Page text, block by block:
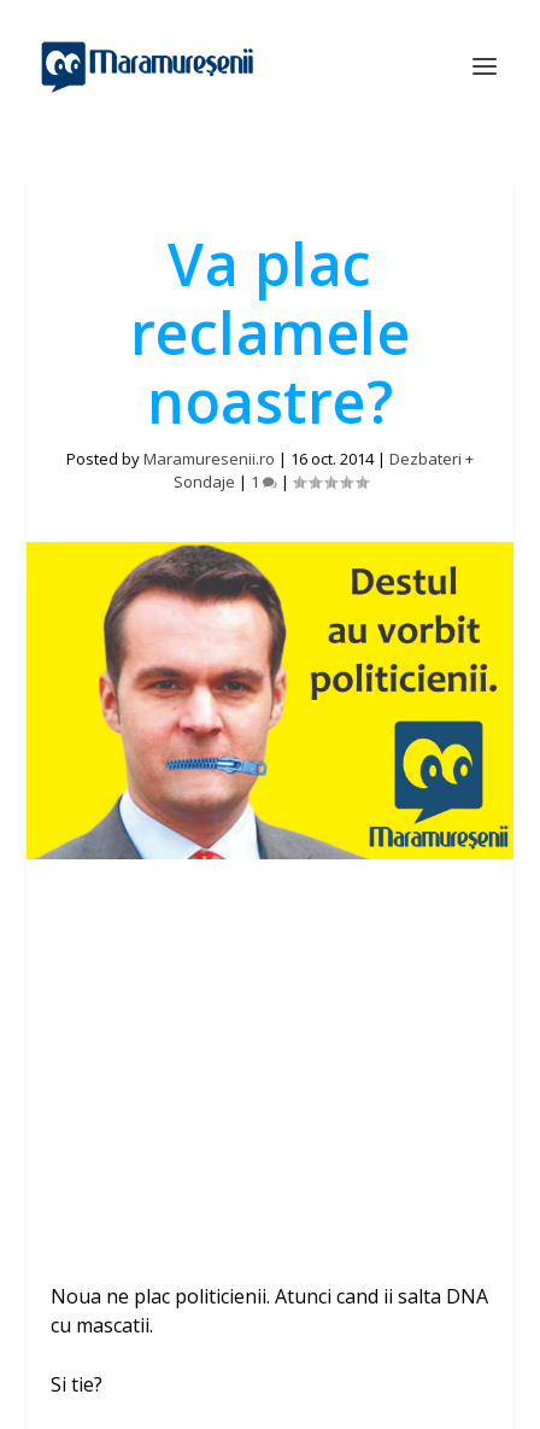
Va plac
reclamele
noastre?
Posted byMaramuresenii.ro | 16 oct. 2014| Dezbateri +
Sondaje | 1 |
Noua ne plac politicienii. Atunci cand ii salta DNA
cu mascatii.
Si tie?